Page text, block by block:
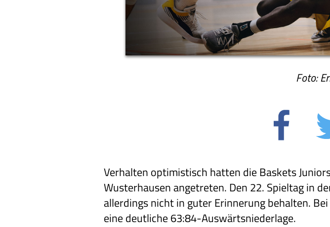
Foto:
Verhalten optimistisch hatten die Baskets
Wusterhausen angetreten. Den 22. Spieltag in
allerdings nicht in guter Erinnerung behalten.
eine deutliche 63:84-Auswärtsniederlage.